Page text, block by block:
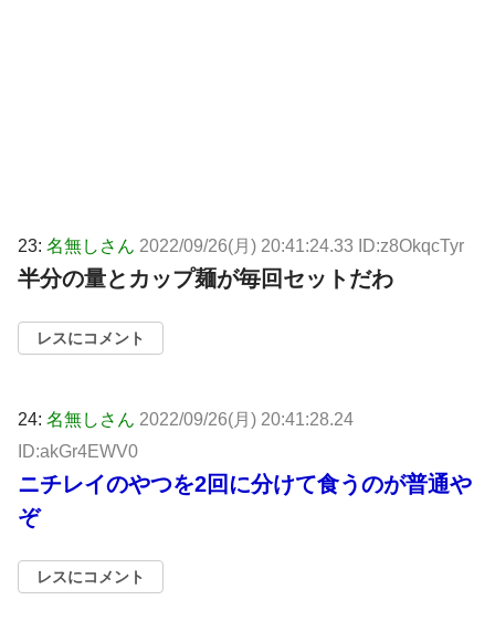
23: 名無しさん 2022/09/26(月) 20:41:24.33 ID:z8OkqcTyr
半分の量とカップ麺が毎回セットだわ
レスにコメント
24: 名無しさん 2022/09/26(月) 20:41:28.24
ID:akGr4EWV0
ニチレイのやつを2回に分けて食うのが普通や
ぞ
レスにコメント